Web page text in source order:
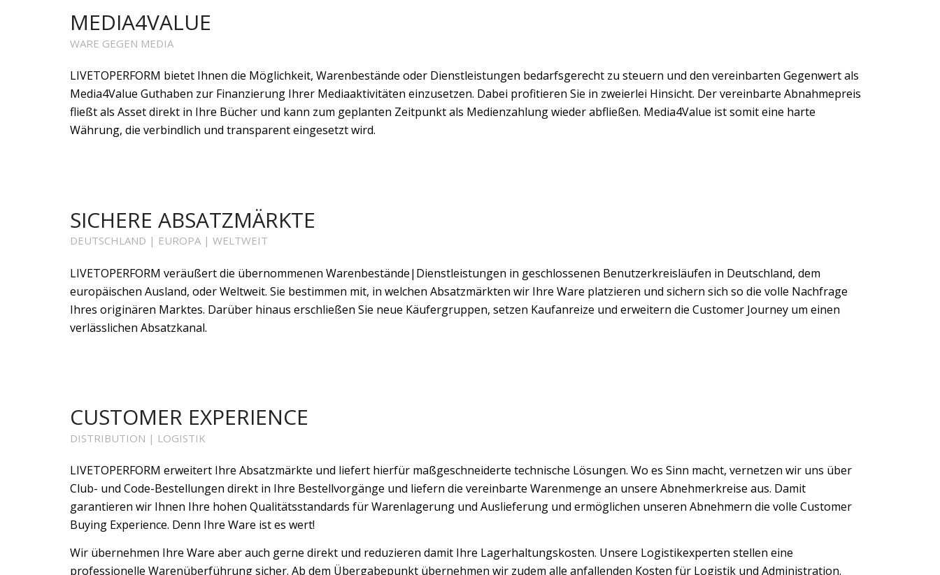
MEDIA4VALUE
WARE GEGEN MEDIA
LIVETOPERFORM bietet Ihnen die Möglichkeit, Warenbestände oder Dienstleistungen bedarfsgerecht zu steuern und den vereinbarten Gegenwert als
Media4Value Guthaben zur Finanzierung Ihrer Mediaaktivitäten einzusetzen. Dabei profitieren Sie in zweierlei Hinsicht. Der vereinbarte Abnahmepreis
fließt als Asset direkt in Ihre Bücher und kann zum geplanten Zeitpunkt als Medienzahlung wieder abfließen. Media4Value ist somit eine harte
Währung, die verbindlich und transparent eingesetzt wird.
SICHERE ABSATZMÄRKTE
DEUTSCHLAND | EUROPA | WELTWEIT
LIVETOPERFORM veräußert die übernommenen Warenbestände|Dienstleistungen in geschlossenen Benutzerkreisläufen in Deutschland, dem
europäischen Ausland, oder Weltweit. Sie bestimmen mit, in welchen Absatzmärkten wir Ihre Ware platzieren und sichern sich so die volle Nachfrage
Ihres originären Marktes. Darüber hinaus erschließen Sie neue Käufergruppen, setzen Kaufanreize und erweitern die Customer Journey um einen
verlässlichen Absatzkanal.
CUSTOMER EXPERIENCE
DISTRIBUTION | LOGISTIK
LIVETOPERFORM erweitert Ihre Absatzmärkte und liefert hierfür maßgeschneiderte technische Lösungen. Wo es Sinn macht, vernetzen wir uns über
Club- und Code-Bestellungen direkt in Ihre Bestellvorgänge und liefern die vereinbarte Warenmenge an unsere Abnehmerkreise aus. Damit
garantieren wir Ihnen Ihre hohen Qualitätsstandards für Warenlagerung und Auslieferung und ermöglichen unseren Abnehmern die volle Customer
Buying Experience. Denn Ihre Ware ist es wert!
Wir übernehmen Ihre Ware aber auch gerne direkt und reduzieren damit Ihre Lagerhaltungskosten. Unsere Logistikexperten stellen eine
professionelle Warenüberführung sicher. Ab dem Übergabepunkt übernehmen wir zudem alle anfallenden Kosten für Logistik und Administration.